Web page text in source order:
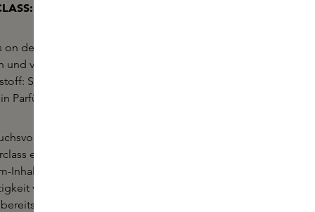
STORY OF SANDALWOOD
on demand tauchen unsere Skins Experts in die
und vermitteln Ihnen mehr über einen
Sandelholz. Woher kommt Sandelholz? Und
Parfüms verwendet?
Düfte ist diese Masterclass ein
erfahren Sie alles über den weit verbreiteten
Inhaltsstoff Sandelholz. In diesem Kurs werden
von Sandelholz zeigen. Dies ist eine gute
erworbenen Wissen über Parfüms.